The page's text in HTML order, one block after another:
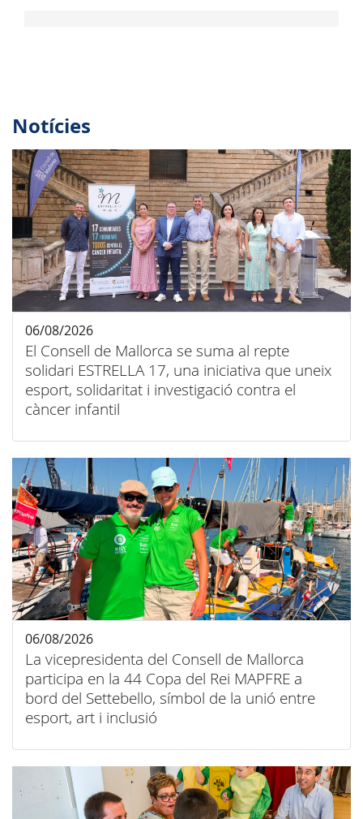
Notícies
El Consell de Mallorca se suma al repte
solidari ESTRELLA 17, una iniciativa que uneix
esport, solidaritat i investigació contra el
càncer infantil
06/08/2026
La vicepresidenta del Consell de Mallorca
participa en la 44 Copa del Rei MAPFRE a
bord del Settebello, símbol de la unió entre
esport, art i inclusió
06/08/2026